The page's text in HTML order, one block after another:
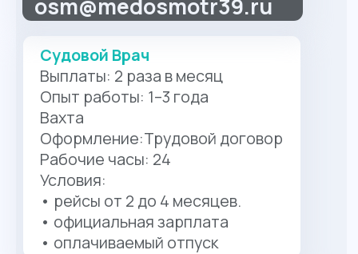
Гура
Наша команда специалистовпоможет
подобрать наилучшие методы диагностики
и лечения для достижения быстрого
выздоровления.
Выберите
нужного
специалиста